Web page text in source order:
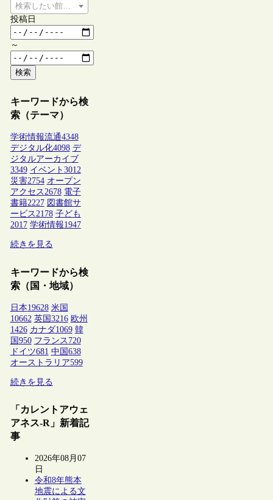
検索したい館種を選択してください
投稿日
～
検索
キーワードから検
索（テーマ）
学術情報流通4348
デジタル化4098 デ
ジタルアーカイブ
3349 イベント 3012
災害2754 オープン
アクセス2678 電子
書籍2227 図書館サ
ービス2178 子ども
2017 学術情報1947
続きを見る
キーワードから検
索（国・地域）
日本19628 米国
10662 英国 3216 欧州
1426 カナダ1069 韓
国 950 フランス 720
ドイツ681 中国 638
オーストラリア599
続きを見る
「カレントアウェ
アネス-R」新着記
事
2026年08月07
日
令和8年熊本
地震による文